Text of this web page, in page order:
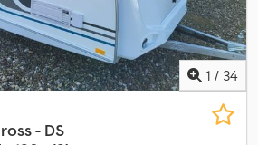
1 / 34
- DS